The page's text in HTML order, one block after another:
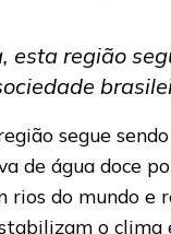
esta região
segue
de água doce
do mundo
o clima